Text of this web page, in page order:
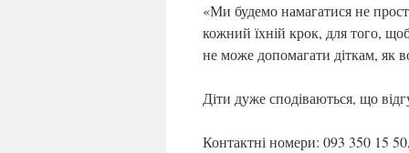
«Ми будемо намагатися не
кожний їхній крок, для того,
не може допомагати діткам, як
Діти дуже сподіваються, що
Контактні номери: 093 350 15